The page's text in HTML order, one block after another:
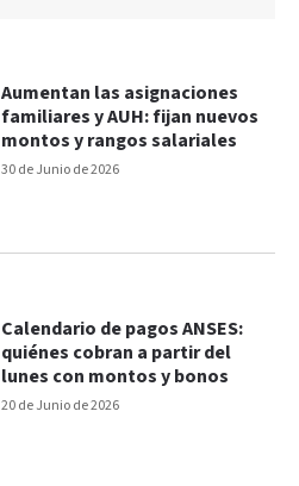
30 de Junio de 2026
Aumentan las asignaciones
familiares y AUH: fijan nuevos
montos y rangos salariales
20 de Junio de 2026
Calendario de pagos ANSES:
quiénes cobran a partir del
lunes con montos y bonos